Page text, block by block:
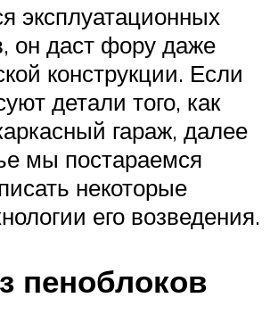
эксплуатационных
он даст фору даже
конструкции. Если
детали того, как
гараж, далее
мы постараемся
некоторые
его возведения.
пеноблоков